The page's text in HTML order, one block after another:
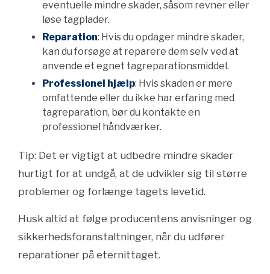
eventuelle mindre skader, såsom revner eller
løse tagplader.
Reparation: Hvis du opdager mindre skader,
kan du forsøge at reparere dem selv ved at
anvende et egnet tagreparationsmiddel.
Professionel hjælp: Hvis skaden er mere
omfattende eller du ikke har erfaring med
tagreparation, bør du kontakte en
professionel håndværker.
Tip: Det er vigtigt at udbedre mindre skader
hurtigt for at undgå, at de udvikler sig til større
problemer og forlænge tagets levetid.
Husk altid at følge producentens anvisninger og
sikkerhedsforanstaltninger, når du udfører
reparationer på eternittaget.